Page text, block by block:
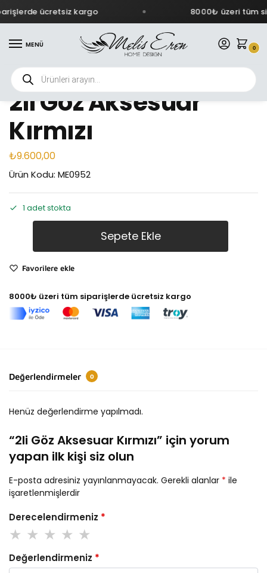
ücretsiz kargo 8000₺ üzeri tüm
MENÜ 0
2li Göz Aksesuar
Kırmızı
₺9.600,00
Ürün Kodu: ME0952
1 adet stokta
Sepete Ekle
Favorilere ekle
8000₺ üzeri tüm siparişlerde ücretsiz kargo
Değerlendirmeler 0
Henüz değerlendirme yapılmadı.
“2li Göz Aksesuar Kırmızı” için yorum
yapan ilk kişi siz olun
E-posta adresiniz yayınlanmayacak. Gerekli alanlar * ile
işaretlenmişlerdir
Derecelendirmeniz *
Değerlendirmeniz *